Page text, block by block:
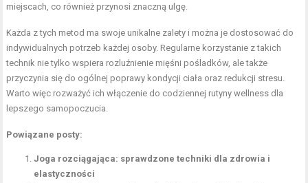
miejscach, co również przynosi znaczną ulgę.
Każda z tych metod ma swoje unikalne zalety i można je dostosować do
indywidualnych potrzeb każdej osoby. Regularne korzystanie z takich
technik nie tylko wspiera rozluźnienie mięśni pośladków, ale także
przyczynia się do ogólnej poprawy kondycji ciała oraz redukcji stresu.
Warto więc rozważyć ich włączenie do codziennej rutyny wellness dla
lepszego samopoczucia.
Powiązane posty:
Joga rozciągająca: sprawdzone techniki dla zdrowia i
elastyczności